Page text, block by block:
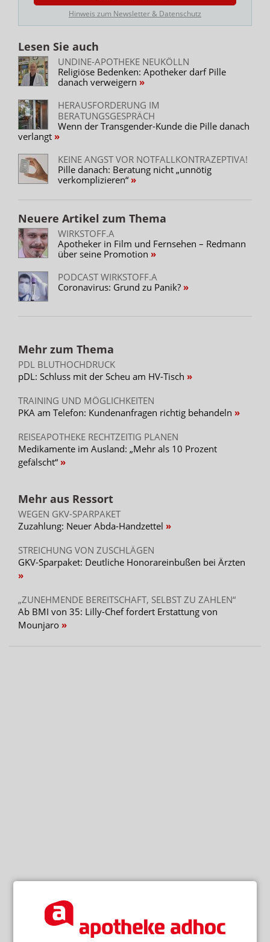
Hinweis zum Newsletter & Datenschutz
Lesen Sie auch
UNDINE-APOTHEKE NEUKÖLLN
Religiöse Bedenken: Apotheker darf Pille
danach verweigern
HERAUSFORDERUNG IM
BERATUNGSGESPRÄCH
Wenn der Transgender-Kunde die Pille danach
verlangt
KEINE ANGST VOR NOTFALLKONTRAZEPTIVA!
Pille danach: Beratung nicht „unnötig
verkomplizieren“
Neuere Artikel zum Thema
WIRKSTOFF.A
Apotheker in Film und Fernsehen – Redmann
über seine Promotion
PODCAST WIRKSTOFF.A
Coronavirus: Grund zu Panik?
Mehr zum Thema
PDL BLUTHOCHDRUCK
pDL: Schluss mit der Scheu am HV-Tisch
TRAINING UND MÖGLICHKEITEN
PKA am Telefon: Kundenanfragen richtig behandeln
REISEAPOTHEKE RECHTZEITIG PLANEN
Medikamente im Ausland: „Mehr als 10 Prozent
gefälscht“
Mehr aus Ressort
WEGEN GKV-SPARPAKET
Zuzahlung: Neuer Abda-Handzettel
STREICHUNG VON ZUSCHLÄGEN
GKV-Sparpaket: Deutliche Honorareinbußen bei Ärzten
„ZUNEHMENDE BEREITSCHAFT, SELBST ZU ZAHLEN“
Ab BMI von 35: Lilly-Chef fordert Erstattung von
Mounjaro